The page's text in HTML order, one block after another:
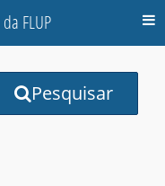
FLUP
Pesquisar